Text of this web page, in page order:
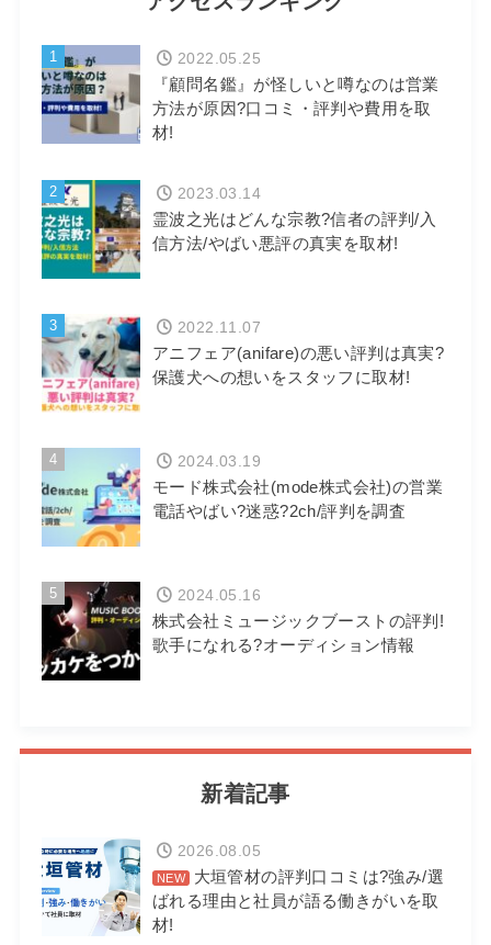
1
『顧問名鑑』が怪しいと噂なのは営業
方法が原因?口コミ・評判や費用を取
材!
2022.05.25
2
霊波之光はどんな宗教?信者の評判/入
信方法/やばい悪評の真実を取材!
2023.03.14
3
アニフェア(anifare)の悪い評判は真実?
保護犬への想いをスタッフに取材!
2022.11.07
4
モード株式会社(mode株式会社)の営業
電話やばい?迷惑?2ch/評判を調査
2024.03.19
5
株式会社ミュージックブーストの評判!
歌手になれる?オーディション情報
2024.05.16
新着記事
大垣管材の評判口コミは?強み/選
ばれる理由と社員が語る働きがいを取
材!
2026.08.05